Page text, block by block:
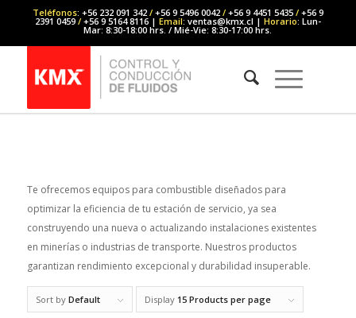
Teléfonos: +56 232 091 342 /+56 9 5496 0042 /+56 9 4451 5435 /+56 9
2391 0459 /+56 9 5164 8116 | Email: ventas@kmx.cl | Horario: Lun-
Mar: 8:30-18:00 hrs. / Mié-Vie: 8:30-17:00 hrs.
Te ofrecemos equipos para combustible diseñados para
optimizar la eficiencia de tu estación de servicio, ya sea
construyendo una nueva o actualizando instalaciones existentes
en minerías o industrias de transporte. Nuestros productos
garantizan rendimiento excepcional y durabilidad insuperable.
Sort by Default Display 15 Products per page